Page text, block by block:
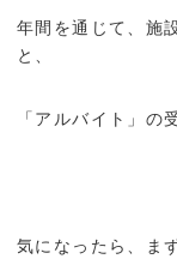
年間を通じて、施
と、
「アルバイト」の
気になったら、ま